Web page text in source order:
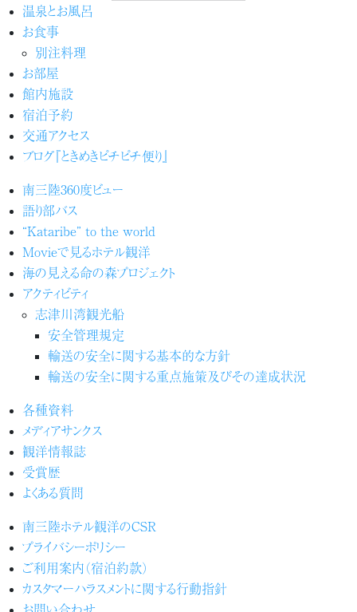
温泉とお風呂
お食事
別注料理
お部屋
館内施設
宿泊予約
交通アクセス
ブログ『ときめきピチピチ便り』
南三陸360度ビュー
語り部バス
“Kataribe” to the world
Movieで見るホテル観洋
海の見える命の森プロジェクト
アクティビティ
志津川湾観光船
安全管理規定
輸送の安全に関する基本的な方針
輸送の安全に関する重点施策及びその達成状況
各種資料
メディアサンクス
観洋情報誌
受賞歴
よくある質問
南三陸ホテル観洋のCSR
プライバシーポリシー
ご利用案内（宿泊約款）
カスタマーハラスメントに関する行動指針